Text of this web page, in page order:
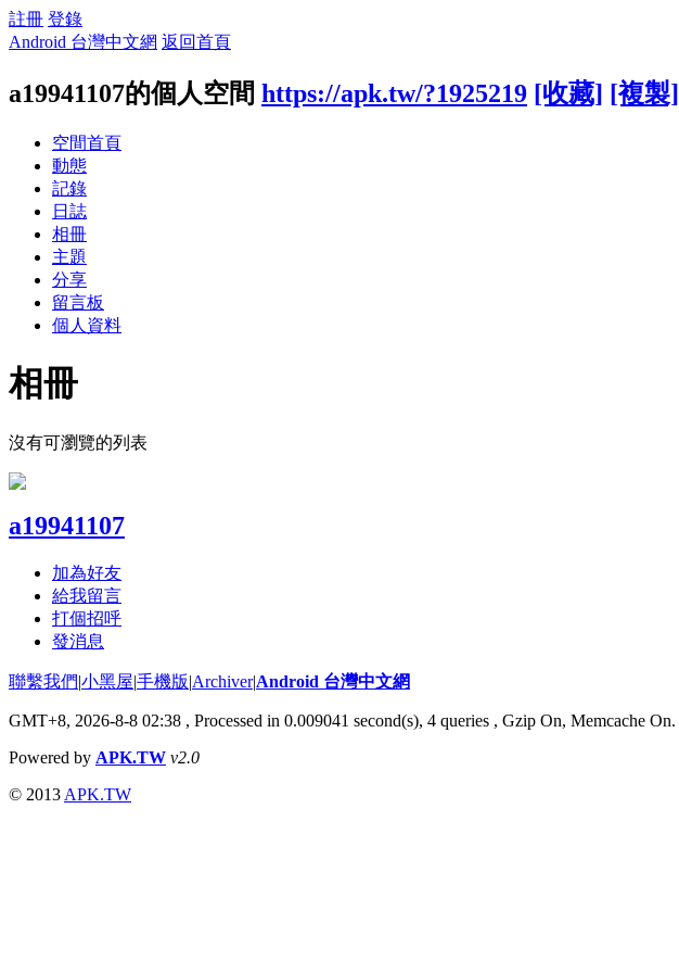
註冊 登錄
Android 台灣中文網 返回首頁
a19941107的個人空間 https://apk.tw/?1925219 [收藏] [複製]
空間首頁
動態
記錄
日誌
相冊
主題
分享
留言板
個人資料
相冊
沒有可瀏覽的列表
a19941107
加為好友
給我留言
打個招呼
發消息
聯繫我們|小黑屋|手機版|Archiver|Android 台灣中文網
GMT+8, 2026-8-8 02:38 , Processed in 0.009041 second(s), 4 queries , Gzip On, Memcache On.
Powered by APK.TW v2.0
© 2013 APK.TW